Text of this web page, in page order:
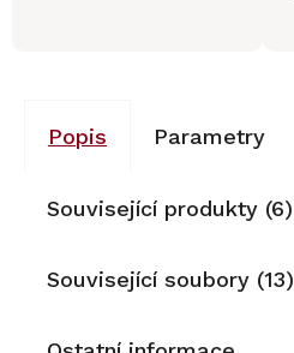
Popis Parametry
Související produkty (6)
Související soubory (13)